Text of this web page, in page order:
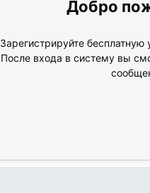
Зарегистрируйте
После входа в систему вы